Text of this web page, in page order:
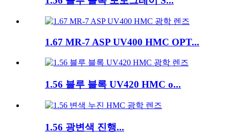
1.67 MR-7 ASP UV400 HMC OPT...
1.56 블루 블록 UV420 HMC o...
1.56 광변색 진행...